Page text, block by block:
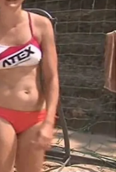
Triatlon
Veslování
Vodní slalom
Volejbal
Ostatní